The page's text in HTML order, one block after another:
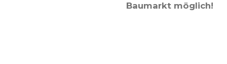
Baumarkt möglich!